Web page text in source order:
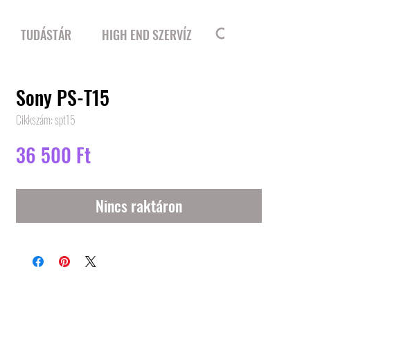
TUDÁSTÁR HIGH END SZERVÍZ
Sony PS-T15
Cikkszám: spt15
36 500 FtÁr
Nincs raktáron